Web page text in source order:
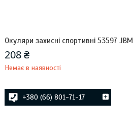
Окуляри захисні спортивні 53597 JBM
208 ₴
Немає в наявності
+380 (66) 801-71-17